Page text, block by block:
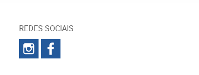
REDES SOCIAIS